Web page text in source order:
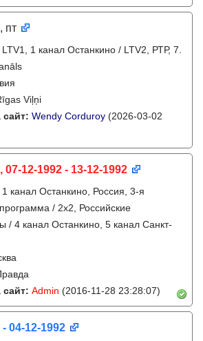
, пт
LTV1, 1 канал Останкино / LTV2, РТР, 7.
Viļņi
Wendy Corduroy (2026-03-02
07-12-1992 - 13-12-1992
1 канал Останкино, Россия, 3-я
/ 2x2, Российские
/ 4 канал Останкино, 5 канал Санкт-
Admin (2016-11-28 23:28:07)
04-12-1992